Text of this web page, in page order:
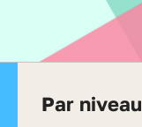
Par niveau